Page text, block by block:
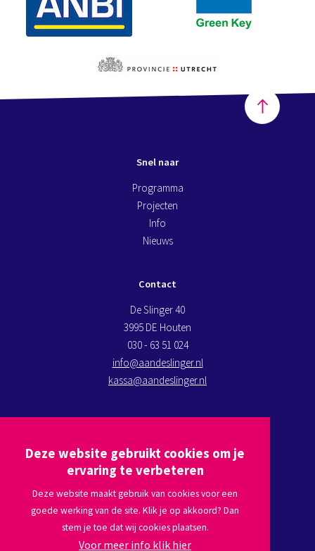
Deze website gebruikt cookies om je
ervaring te verbeteren
Deze website maakt gebruik van cookies voor een
goede werking van de site. Klik je op akkoord? Dan
stem je toe dat wij cookies plaatsen.
Voor meer info klik hier
Snel naar
Programma
Projecten
Info
Nieuws
Contact
De Slinger 40
3995 DE Houten
030 - 63 51 024
info@aandeslinger.nl
kassa@aandeslinger.nl
Plan een route via Google maps
Volg ons